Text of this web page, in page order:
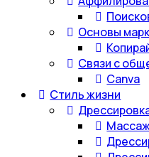
Основы
Связи с
Canva
Стиль жизни